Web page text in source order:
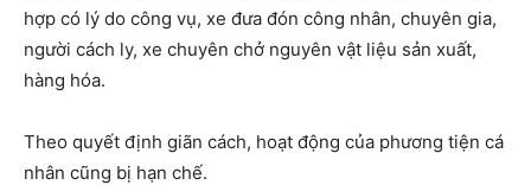
hợp có lý do công vụ, xe đưa đón công nhân, chuyên gia,
người cách ly, xe chuyên chở nguyên vật liệu sản xuất,
hàng hóa.
Theo quyết định giãn cách, hoạt động của phương tiện cá
nhân cũng bị hạn chế.